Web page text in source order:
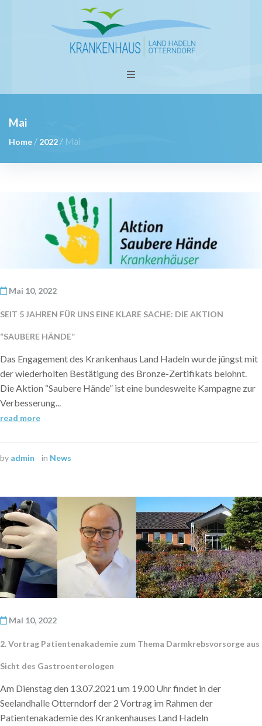
Mai
Home / 2022 / Mai
Mai 10, 2022
SEIT 5 JAHREN FÜR UNS EINE KLARE SACHE: DIE AKTION
“SAUBERE HÄNDE”
Das Engagement des Krankenhaus Land Hadeln wurde jüngst mit
der wiederholten Bestätigung des Bronze-Zertifikats belohnt.
Die Aktion “Saubere Hände” ist eine bundesweite Kampagne zur
Verbesserung...
read more
by admin in News
Mai 10, 2022
2. Vortrag Patientenakademie zum Thema Darmkrebsvorsorge aus
Sicht des Gastroenterologen
Am Dienstag den 13.07.2021 um 19.00 Uhr findet in der
Seelandhalle Otterndorf der 2 Vortrag im Rahmen der
Patientenakademie des Krankenhauses Land Hadeln